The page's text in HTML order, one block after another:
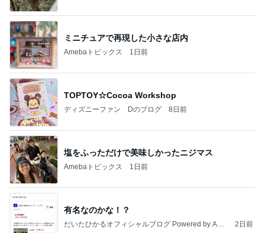
ミニチュアで再現した小さな店内
Amebaトピックス 1日前
TOPTOY☆Cocoa Workshop
ディズニーファン Dのブログ 8日前
塩をふっただけで美味しかったニジマス
Amebaトピックス 1日前
有名なのかな！？
だいたひかるオフィシャルブログ Powered by Ame
2日前